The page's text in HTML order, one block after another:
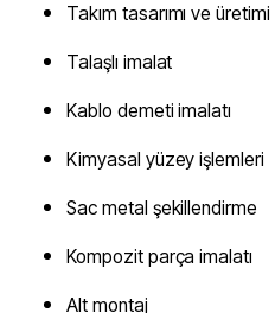
Takım tasarımı ve üretimi
Talaşlı imalat
Kablo demeti imalatı
Kimyasal yüzey işlemleri
Sac metal şekillendirme
Kompozit parça imalatı
Alt montaj